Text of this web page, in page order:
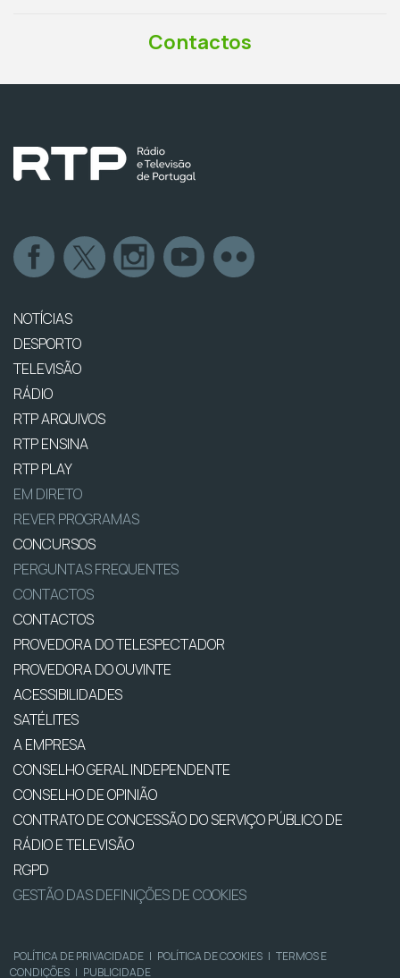
Contactos
NOTÍCIAS
DESPORTO
TELEVISÃO
RÁDIO
RTP ARQUIVOS
RTP ENSINA
RTP PLAY
EM DIRETO
REVER PROGRAMAS
CONCURSOS
PERGUNTAS FREQUENTES
CONTACTOS
CONTACTOS
PROVEDORA DO TELESPECTADOR
PROVEDORA DO OUVINTE
ACESSIBILIDADES
SATÉLITES
A EMPRESA
CONSELHO GERAL INDEPENDENTE
CONSELHO DE OPINIÃO
CONTRATO DE CONCESSÃO DO SERVIÇO PÚBLICO DE
RÁDIO E TELEVISÃO
RGPD
GESTÃO DAS DEFINIÇÕES DE COOKIES
POLÍTICA DE PRIVACIDADE | POLÍTICA DE COOKIES | TERMOS E
CONDIÇÕES | PUBLICIDADE